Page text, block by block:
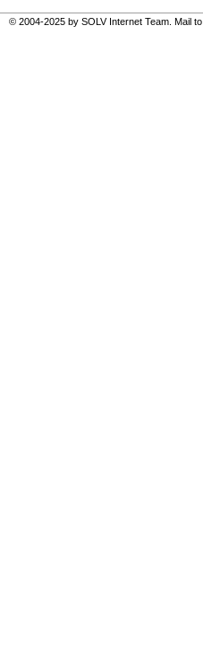
© 2004-2025 by SOLV Internet Team. Mail to